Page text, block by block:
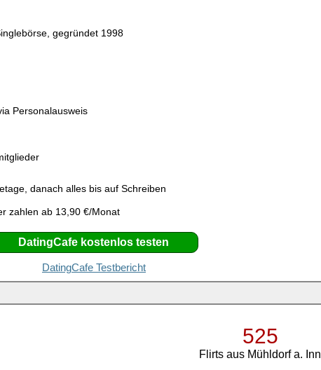
gegründet 1998
Personalausweis
danach alles bis auf Schreiben
zahlen ab 13,90 €/Monat
DatingCafe kostenlos testen
DatingCafe Testbericht
525
Flirts aus Mühldorf a. Inn